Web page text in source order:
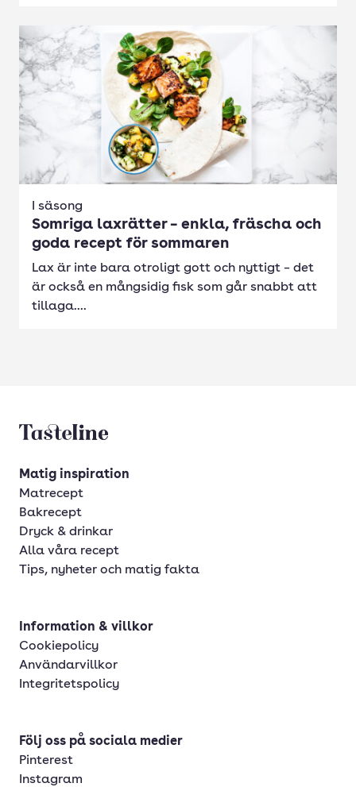
I säsong
Somriga laxrätter – enkla, fräscha och
goda recept för sommaren
Lax är inte bara otroligt gott och nyttigt – det
är också en mångsidig fisk som går snabbt att
tillaga....
Tasteline startsida
Matig inspiration
Matrecept
Bakrecept
Dryck & drinkar
Alla våra recept
Tips, nyheter och matig fakta
Information & villkor
Cookiepolicy
Användarvillkor
Integritetspolicy
Följ oss på sociala medier
Pinterest
Instagram